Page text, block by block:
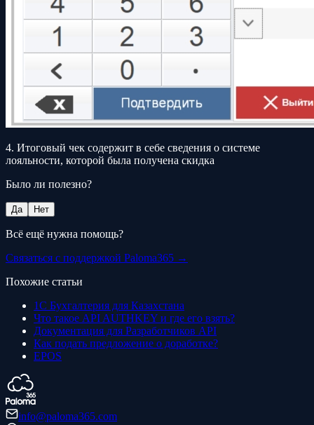
4. Итоговый чек содержит в себе сведения о системе
лояльности, которой была получена скидка
Было ли полезно?
Да Нет
Всё ещё нужна помощь?
Связаться с поддержкой Paloma365 →
Похожие статьи
1С Бухгалтерия для Казахстана
Что такое API AUTHKEY и где его взять?
Документация для Разработчиков API
Как подать предложение о доработке?
EPOS
info@paloma365.com